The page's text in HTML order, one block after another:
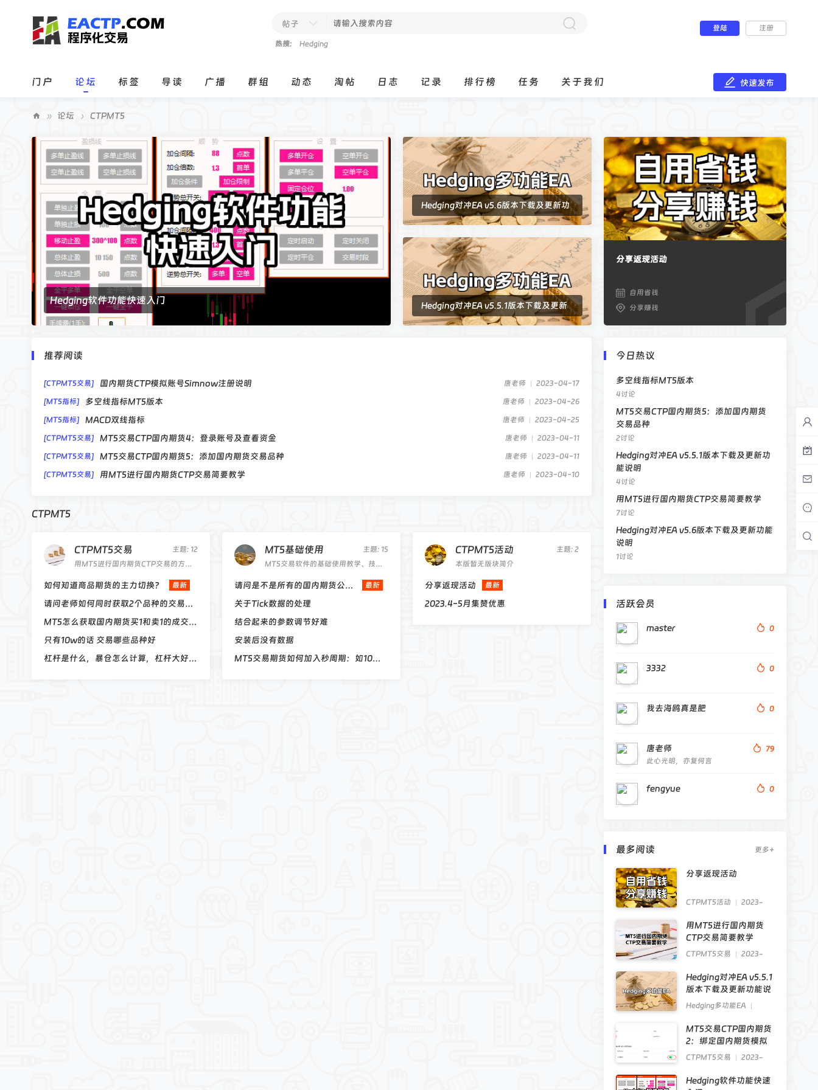
帖子
热搜: Hedging
登陆 注册
门户 论坛 标签 导读 广播 群组 动态 淘帖 日志 记录 排行榜 任务 关于我们 快速发布
交
易
区
和
» 论坛 › CTPMT5
Hedging软件功能快速入门
Hedging对冲EA v5.6版本下载及更新功
能说明
Hedging对冲EA v5.5.1版本下载及更新
功能说明
分享返现活动
自用省钱
分享赚钱
推荐阅读
[CTPMT5交易] MT5交易CTP国内期货5：添加国内期货交易品种 唐老师 2023-04-11
[CTPMT5交易] 用MT5进行国内期货CTP交易简要教学 唐老师 2023-04-10
[Hedging多功能EA] Hedging对冲EA v5.5.1版本下载及更新功能说明 唐老师 2023-06-27
MT5交易CTP国内期货2：绑定国内期货模拟账号及实盘账号
[CTPMT5交易] 国内期货CTP模拟账号Simnow注册说明 唐老师 2023-04-17
[MT5指标] 多空线指标MT5版本 唐老师 2023-04-26
[MT5指标] MACD双线指标 唐老师 2023-04-25
[CTPMT5交易] MT5交易CTP国内期货4：登录账号及查看资金 唐老师 2023-04-11
[CTPMT5交易] MT5交易CTP国内期货5：添加国内期货交易品种 唐老师 2023-04-11
[CTPMT5交易] 用MT5进行国内期货CTP交易简要教学 唐老师 2023-04-10
[CTPMT5交易]
[EA需求发布] Hedging移动挂单秒数问题 发财 2023-04-14
[CTPMT5交易] 国内期货CTP模拟账号Simnow注册说明 唐老师
CTPMT5
CTPMT5交易
主题: 12
用MT5进行国内期货CTP交易的方法教学和讨论。
如何知道商品期货的主力切换？ 最新
请问老师如何同时获取2个品种的交易信息?
MT5怎么获取国内期货买1和卖1的成交量？
只有10w的话 交易哪些品种好
杠杆是什么，暴仓怎么计算，杠杆大好还是小点好
MT5基础使用
主题: 15
MT5交易软件的基础使用教学、技巧、答疑。
请问是不是所有的国内期货公司的平台都能用MT5交易 最新
关于Tick数据的处理
结合起来的参数调节好难
安装后没有数据
MT5交易期货如何加入秒周期：如10秒.30秒
CTPMT5活动
主题: 2
本版暂无版块简介
分享返现活动 最新
2023.4-5月集赞优惠
今日热议
多空线指标MT5版本
4讨论
MT5交易CTP国内期货5：添加国内期货
交易品种
2讨论
Hedging对冲EA v5.5.1版本下载及更新功
能说明
4讨论
用MT5进行国内期货CTP交易简要教学
7讨论
Hedging对冲EA v5.6版本下载及更新功能
说明
1讨论
活跃会员
master 0
3332 0
我去海鸥真是肥 0
唐老师
79
此心光明，亦复何言
fengyue 0
最多阅读 更多+
分享返现活动
CTPMT5活动
2023-
用MT5进行国内期货
CTP交易简要教学
CTPMT5交易
2023-
Hedging对冲EA v5.5.1
版本下载及更新功能说
Hedging多功能EA
MT5交易CTP国内期货
2：绑定国内期货模拟
账
CTPMT5交易
2023-
Hedging软件功能快速